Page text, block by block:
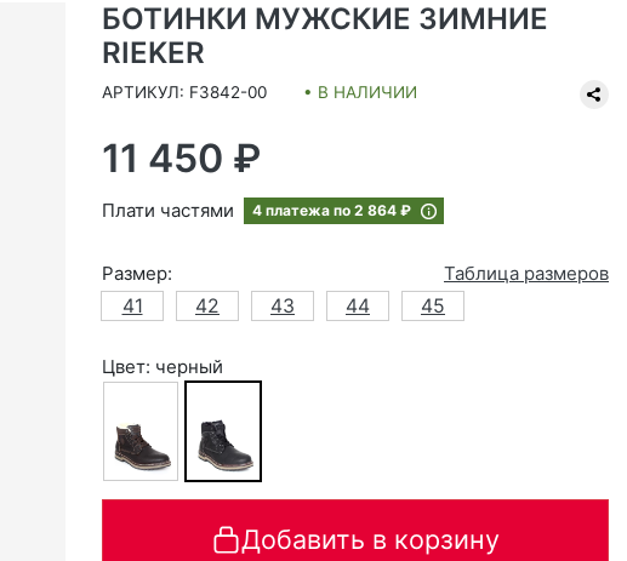
БОТИНКИ МУЖСКИЕ ЗИМНИЕ
RIEKER
АРТИКУЛ: F3842-00 • В НАЛИЧИИ
11 450 ₽
Плати частями 4 платежа по 2 864 ₽
Размер:
Таблица размеров
41
42 43 44 45
Цвет: черный
Добавить в корзину